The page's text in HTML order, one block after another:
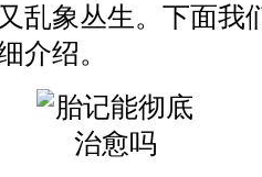
乱象丛生。下面我
介绍。